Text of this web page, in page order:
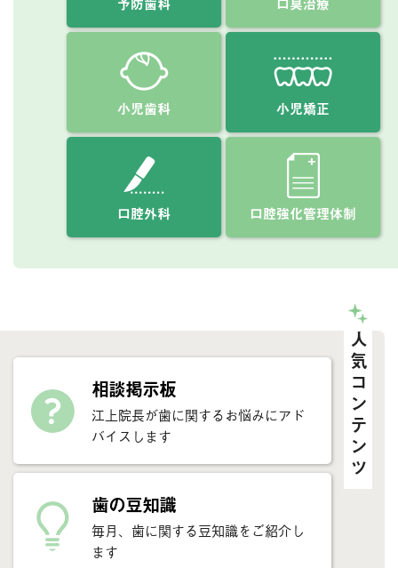
小児歯科 小児矯正
口腔外科 口腔強化管理体制
人気コンテンツ
相談掲示板
江上院長が歯に関するお悩みにアド
バイスします
歯の豆知識
毎月、歯に関する豆知識をご紹介し
ます